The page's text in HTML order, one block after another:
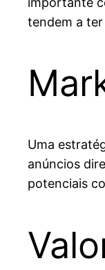
tendem a
Uma
anúncios
potenciais